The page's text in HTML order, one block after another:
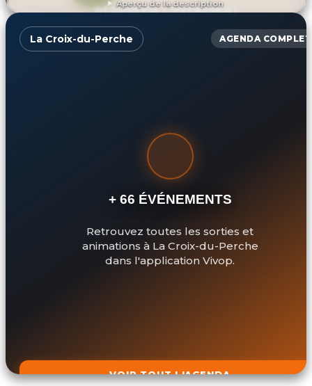
Aperçu de la description
DÉCOUVRIR L'ÉVÉNEMENT
La Croix-du-Perche AGENDA COMPLET
+ 66 ÉVÉNEMENTS
Retrouvez toutes les sorties et
animations à La Croix-du-Perche
dans l'application Vivop.
VOIR TOUT L'AGENDA